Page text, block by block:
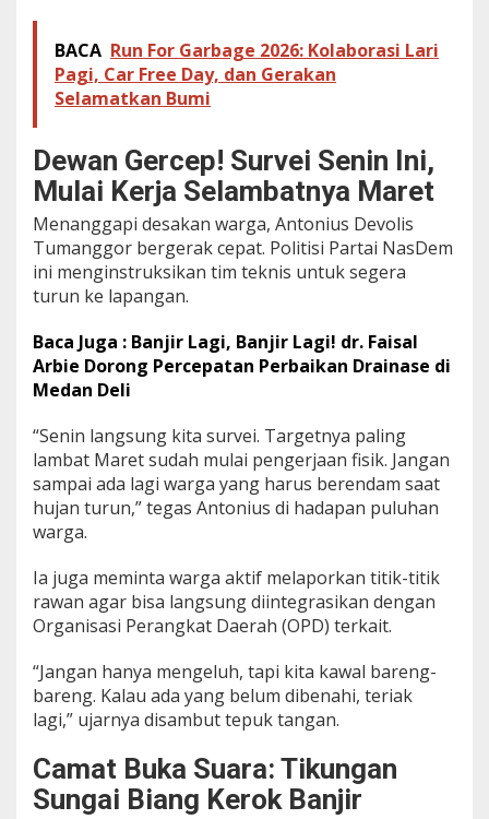
T
u
n
t
,
W
a
r
g
a
D
e
a
k
g
g
u
l
S
g
a
i
BACA Run For Garbage 2026: Kolaborasi Lari
Pagi, Car Free Day, dan Gerakan
Selamatkan Bumi
Dewan Gercep! Survei Senin Ini,
Mulai Kerja Selambatnya Maret
Menanggapi desakan warga, Antonius Devolis
Tumanggor bergerak cepat. Politisi Partai NasDem
ini menginstruksikan tim teknis untuk segera
turun ke lapangan.
Baca Juga : Banjir Lagi, Banjir Lagi! dr. Faisal
Arbie Dorong Percepatan Perbaikan Drainase di
Medan Deli
“Senin langsung kita survei. Targetnya paling
lambat Maret sudah mulai pengerjaan fisik. Jangan
sampai ada lagi warga yang harus berendam saat
hujan turun,” tegas Antonius di hadapan puluhan
warga.
Ia juga meminta warga aktif melaporkan titik-titik
rawan agar bisa langsung diintegrasikan dengan
Organisasi Perangkat Daerah (OPD) terkait.
“Jangan hanya mengeluh, tapi kita kawal bareng-
bareng. Kalau ada yang belum dibenahi, teriak
lagi,” ujarnya disambut tepuk tangan.
Camat Buka Suara: Tikungan
Sungai Biang Kerok Banjir